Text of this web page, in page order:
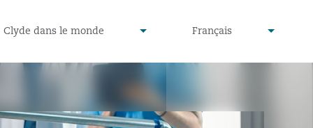
Clyde dans le monde
▾
undefined
Français
▾